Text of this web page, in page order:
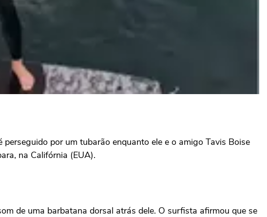
por um tubarão enquanto ele e o amigo Tavis Boise
na Califórnia (EUA).
de uma barbatana dorsal atrás dele. O surfista afirmou que se